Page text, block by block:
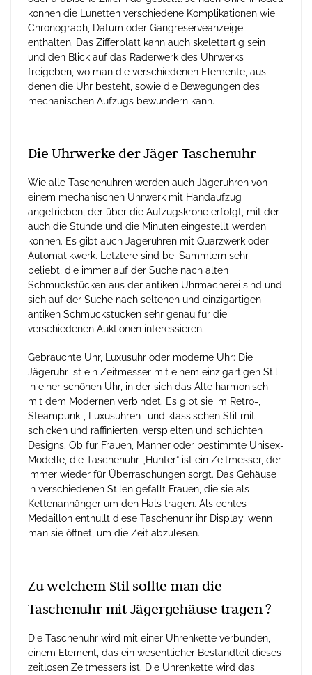
können die Lünetten verschiedene Komplikationen wie
Chronograph, Datum oder Gangreserveanzeige
enthalten. Das Zifferblatt kann auch skelettartig sein
und den Blick auf das Räderwerk des Uhrwerks
freigeben, wo man die verschiedenen Elemente, aus
denen die Uhr besteht, sowie die Bewegungen des
mechanischen Aufzugs bewundern kann.
Die Uhrwerke der Jäger Taschenuhr
Wie alle Taschenuhren werden auch Jägeruhren von
einem mechanischen Uhrwerk mit Handaufzug
angetrieben, der über die Aufzugskrone erfolgt, mit der
auch die Stunde und die Minuten eingestellt werden
können. Es gibt auch Jägeruhren mit Quarzwerk oder
Automatikwerk. Letztere sind bei Sammlern sehr
beliebt, die immer auf der Suche nach alten
Schmuckstücken aus der antiken Uhrmacherei sind und
sich auf der Suche nach seltenen und einzigartigen
antiken Schmuckstücken sehr genau für die
verschiedenen Auktionen interessieren.
Gebrauchte Uhr, Luxusuhr oder moderne Uhr: Die
Jägeruhr ist ein Zeitmesser mit einem einzigartigen Stil
in einer schönen Uhr, in der sich das Alte harmonisch
mit dem Modernen verbindet. Es gibt sie im Retro-,
Steampunk-, Luxusuhren- und klassischen Stil mit
schicken und raffinierten, verspielten und schlichten
Designs. Ob für Frauen, Männer oder bestimmte Unisex-
Modelle, die Taschenuhr „Hunter“ ist ein Zeitmesser, der
immer wieder für Überraschungen sorgt. Das Gehäuse
in verschiedenen Stilen gefällt Frauen, die sie als
Kettenanhänger um den Hals tragen. Als echtes
Medaillon enthüllt diese Taschenuhr ihr Display, wenn
man sie öffnet, um die Zeit abzulesen.
Zu welchem Stil sollte man die
Taschenuhr mit Jägergehäuse tragen ?
Die Taschenuhr wird mit einer Uhrenkette verbunden,
einem Element, das ein wesentlicher Bestandteil dieses
zeitlosen Zeitmessers ist. Die Uhrenkette wird das